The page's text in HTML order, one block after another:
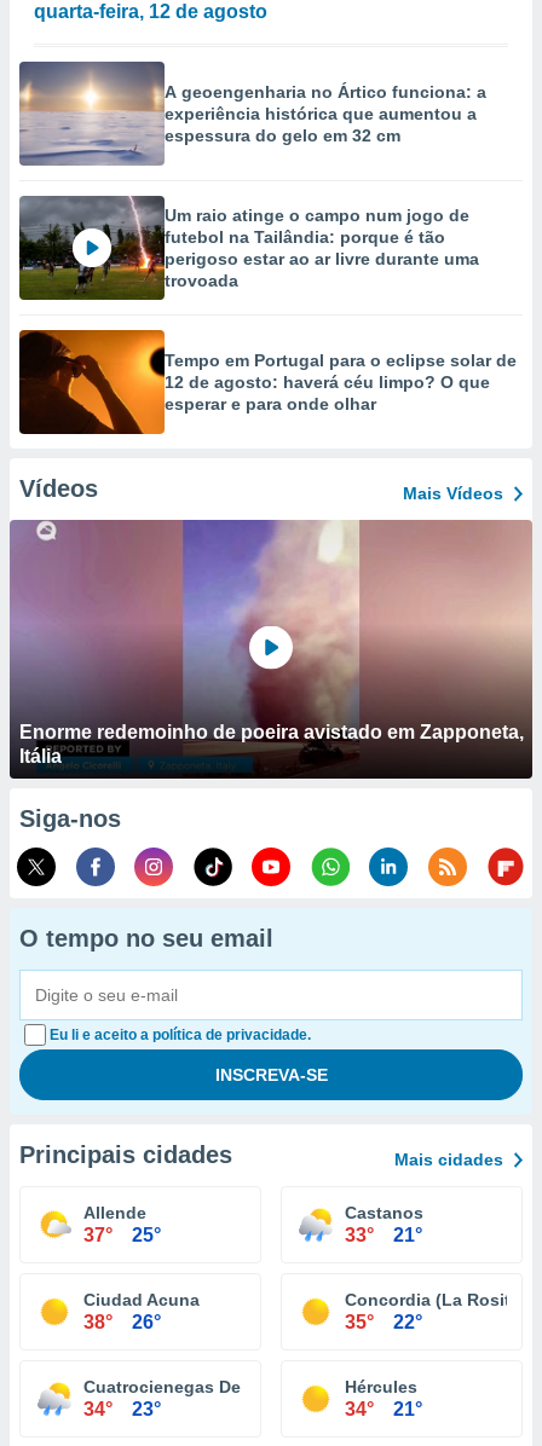
quarta-feira, 12 de agosto
A geoengenharia no Ártico funciona: a
experiência histórica que aumentou a
espessura do gelo em 32 cm
Um raio atinge o campo num jogo de
futebol na Tailândia: porque é tão
perigoso estar ao ar livre durante uma
trovoada
Tempo em Portugal para o eclipse solar de
12 de agosto: haverá céu limpo? O que
esperar e para onde olhar
Vídeos Mais Vídeos
Enorme redemoinho de poeira avistado em Zapponeta,
Itália
Siga-nos
O tempo no seu email
Eu li e aceito a política de privacidade.
Principais cidades Mais cidades
Allende
37° 25°
Castanos
33° 21°
Ciudad Acuna
38° 26°
Concordia (La Rosita)
35° 22°
Cuatrocienegas De Carranza
34° 23°
Hércules
34° 21°